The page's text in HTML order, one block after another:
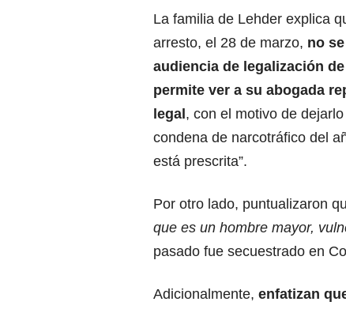
La familia de Lehder explica
arresto, el 28 de marzo, no
audiencia de legalización
permite ver a su abogada
legal , con el motivo de
condena de narcotráfico del
está prescrita”.
Por otro lado, puntualizaron
que es un hombre mayor,
pasado fue secuestrado en
Adicionalmente, enfatizan